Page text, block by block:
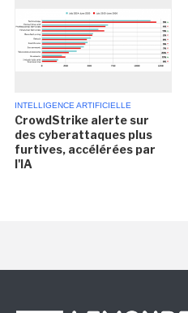
INTELLIGENCE ARTIFICIELLE
CrowdStrike alerte sur
des cyberattaques plus
furtives, accélérées par
l'IA